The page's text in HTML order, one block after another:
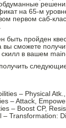
на 65-м
первом саб-
быть пройден
вы сможете
скилл в вашем
– Physical
– Attack,
– Boost CP,
– Transformation: